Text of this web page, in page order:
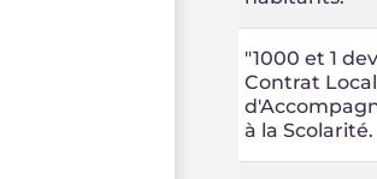
"1000 et 1
Contrat
à la Scolarité.